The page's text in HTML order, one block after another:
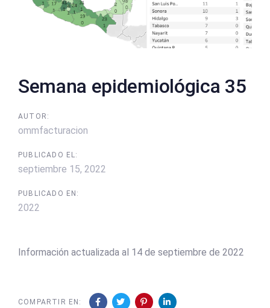
Semana epidemiológica 35
AUTOR:
ommfacturacion
PUBLICADO EL:
septiembre 15, 2022
PUBLICADO EN:
2022
Información actualizada al 14 de septiembre de 2022
COMPARTIR EN: